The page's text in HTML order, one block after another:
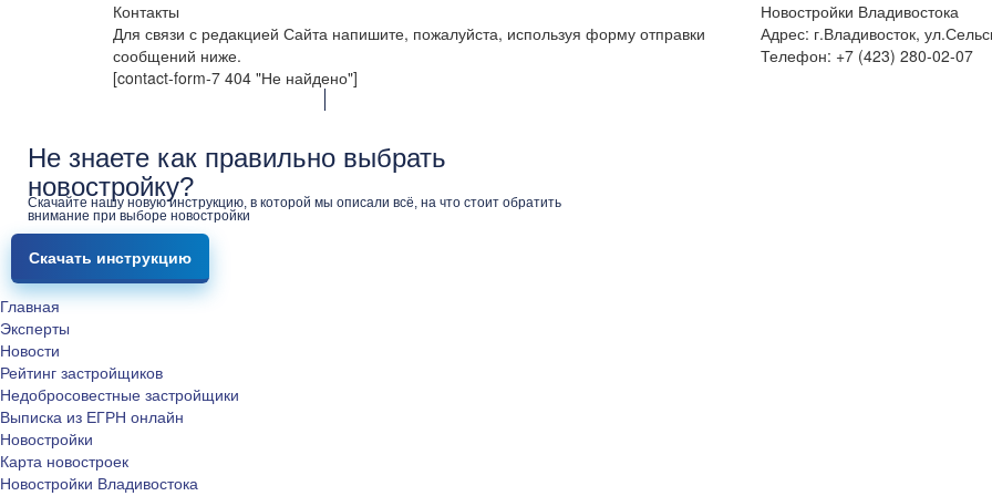
Контакты
Для связи с редакцией Сайта напишите, пожалуйста, используя форму отправки
сообщений ниже.
[contact-form-7 404 "Не найдено"]
Новостройки Владивостока
Адрес: г.Владивосток,
Телефон: +7 (423) 280-02-07
Не знаете как правильно выбрать
новостройку?
Скачайте нашу новую инструкцию, в которой мы описали всё, на что стоит обратить
внимание при выборе новостройки
Скачать инструкцию
Главная
Эксперты
Новости
Рейтинг застройщиков
Недобросовестные застройщики
Выписка из ЕГРН онлайн
Новостройки
Карта новостроек
Новостройки Владивостока